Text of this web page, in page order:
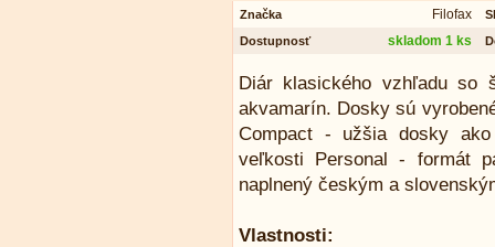
Značka Filofax
Dostupnosť
skladom 1 ks
Diár klasického vzhľadu so
akvamarín. Dosky sú
Compact - užšia dosky
veľkosti Personal - formát
naplnený českým a
Vlastnosti: